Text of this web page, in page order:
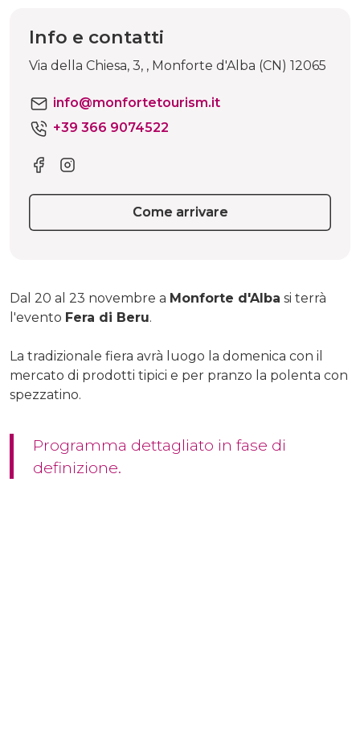
Dal 20 al 23 novembre a Monforte d'Alba si terrà
l'evento Fera di Beru.
La tradizionale fiera avrà luogo la domenica con il
mercato di prodotti tipici e per pranzo la polenta con
spezzatino.
Programma dettagliato in fase di
definizione.
Info e contatti
Via della Chiesa, 3, , Monforte d'Alba (CN) 12065
info@monfortetourism.it
+39 366 9074522
Come arrivare